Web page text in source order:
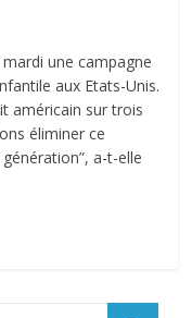
une campagne
aux Etats-Unis.
américain sur trois
éliminer ce
a-t-elle